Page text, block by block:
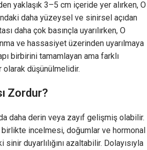
yaklaşık 3–5 cm içeride yer alırken, O
daha yüzeysel ve sinirsel açıdan
daha çok basınçla uyarılırken, O
ve hassasiyet üzerinden uyarılmaya
birbirini tamamlayan ama farklı
düşünülmelidir.
Zordur?
daha derin veya zayıf gelişmiş olabilir.
birlikte incelmesi, doğumlar ve hormonal
duyarlılığını azaltabilir. Dolayısıyla